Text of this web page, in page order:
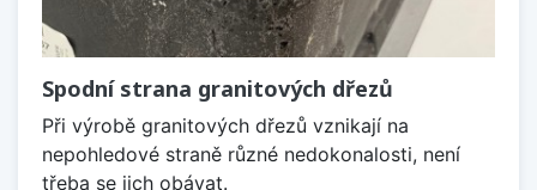
Spodní strana granitových dřezů
Při výrobě granitových dřezů vznikají na
nepohledové straně různé nedokonalosti, není
třeba se jich obávat.